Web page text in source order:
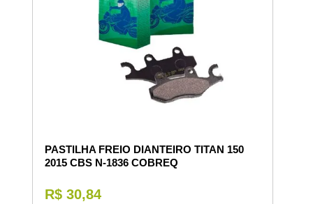
PASTILHA FREIO DIANTEIRO TITAN 150
2015 CBS N-1836 COBREQ
R$ 30,84